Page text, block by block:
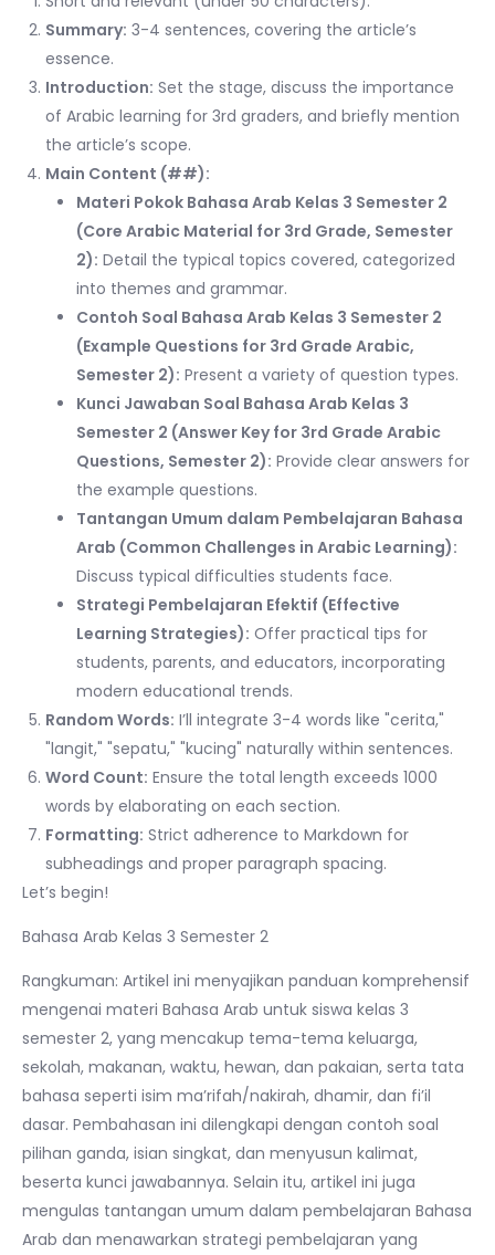
Summary: 3-4 sentences, covering the article’s
essence.
Introduction: Set the stage, discuss the importance
of Arabic learning for 3rd graders, and briefly mention
the article’s scope.
Main Content (##):
Materi Pokok Bahasa Arab Kelas 3 Semester 2
(Core Arabic Material for 3rd Grade, Semester
2): Detail the typical topics covered, categorized
into themes and grammar.
Contoh Soal Bahasa Arab Kelas 3 Semester 2
(Example Questions for 3rd Grade Arabic,
Semester 2): Present a variety of question types.
Kunci Jawaban Soal Bahasa Arab Kelas 3
Semester 2 (Answer Key for 3rd Grade Arabic
Questions, Semester 2): Provide clear answers for
the example questions.
Tantangan Umum dalam Pembelajaran Bahasa
Arab (Common Challenges in Arabic Learning):
Discuss typical difficulties students face.
Strategi Pembelajaran Efektif (Effective
Learning Strategies): Offer practical tips for
students, parents, and educators, incorporating
modern educational trends.
Random Words: I’ll integrate 3-4 words like "cerita,"
"langit," "sepatu," "kucing" naturally within sentences.
Word Count: Ensure the total length exceeds 1000
words by elaborating on each section.
Formatting: Strict adherence to Markdown for
subheadings and proper paragraph spacing.
Let’s begin!
Bahasa Arab Kelas 3 Semester 2
Rangkuman: Artikel ini menyajikan panduan komprehensif
mengenai materi Bahasa Arab untuk siswa kelas 3
semester 2, yang mencakup tema-tema keluarga,
sekolah, makanan, waktu, hewan, dan pakaian, serta tata
bahasa seperti isim ma’rifah/nakirah, dhamir, dan fi’il
dasar. Pembahasan ini dilengkapi dengan contoh soal
pilihan ganda, isian singkat, dan menyusun kalimat,
beserta kunci jawabannya. Selain itu, artikel ini juga
mengulas tantangan umum dalam pembelajaran Bahasa
Arab dan menawarkan strategi pembelajaran yang